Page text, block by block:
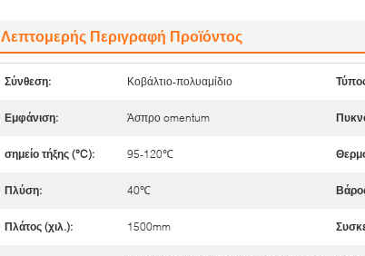
Λεπτομερής Περιγραφή Προϊόντος
Σύνθεση: Κοβάλτιο-πολυαμίδιο
Εμφάνιση: Άσπρο omentum
σημείο τήξης (°C): 95-120℃
Πλύση: 40℃
Πλάτος (χιλ.): 1500mm